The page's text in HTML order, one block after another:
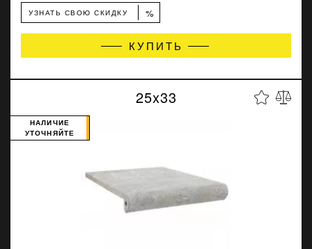
УЗНАТЬ СВОЮ СКИДКУ %
КУПИТЬ
25x33
НАЛИЧИЕ
УТОЧНЯЙТЕ